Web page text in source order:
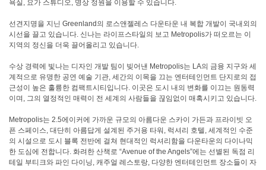
욕실, 요가 스튜디오, 명상 정원을 이용할 수 있습니다.
선견지명을 지닌 Greenland의 로스앤젤레스 다운타운 내 복합 개발이 국내외의
시선을 끌고 있습니다. 신나는 라이프스타일의 보고 Metropolis가 떠오르는 이
지역의 정신을 더욱 끌어올리고 있습니다.
수상 경력에 빛나는 디자인 개발 팀이 빚어낸 Metropolis는 LA의 금융 지구와 세
계적으로 유명한 공연 예술 기관, 세간의 이목을 끄는 엔터테인먼트 단지로의 접
근성이 높은 훌륭한 컴팩트시티입니다. 이곳은 도시 내의 변화를 이끄는 원동력
이며, 그의 열정적인 매력이 전 세계의 사람들을 끊임없이 매혹시키고 있습니다.
Metropolis는 2.5에이커에 가까운 규모의 아름다운 스카이 가든과 프라이빗 오
픈 스페이스, 대단히 아름답게 설계된 주거용 타워, 럭셔리 호텔, 세계적인 수준
의 시설으로 도시 블록 전반에 걸쳐 현대적인 럭셔리함을 다운타운의 다이나믹
한 도심에 전합니다. 화려한 산책로 “Avenue of the Angels”에는 선별된 독점 리
테일 부티크와 파인 다이닝, 캐주얼 레스토랑, 다양한 엔터테인먼트 장소들이 자